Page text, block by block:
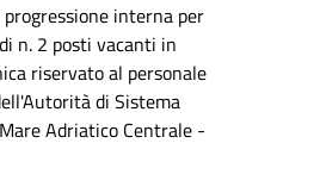
interna per
n. 2 posti vacanti in
riservato al personale
di Sistema
Adriatico Centrale -